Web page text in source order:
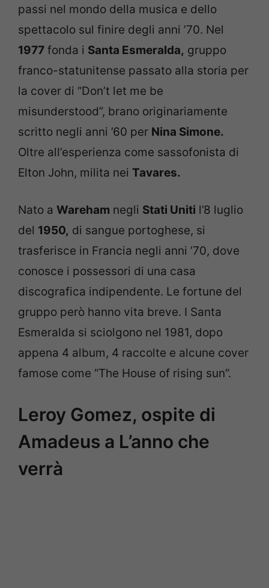
passi nel mondo della musica e dello
spettacolo sul finire degli anni ’70. Nel
1977 fonda i Santa Esmeralda, gruppo
franco-statunitense passato alla storia per
la cover di “Don’t let me be
misunderstood”, brano originariamente
scritto negli anni ’60 per Nina Simone.
Oltre all’esperienza come sassofonista di
Elton John, milita nei Tavares.
Nato a Wareham negli Stati Uniti l’8 luglio
del 1950, di sangue portoghese, si
trasferisce in Francia negli anni ’70, dove
conosce i possessori di una casa
discografica indipendente. Le fortune del
gruppo però hanno vita breve. I Santa
Esmeralda si sciolgono nel 1981, dopo
appena 4 album, 4 raccolte e alcune cover
famose come “The House of rising sun”.
Leroy Gomez, ospite di
Amadeus a L’anno che
verrà